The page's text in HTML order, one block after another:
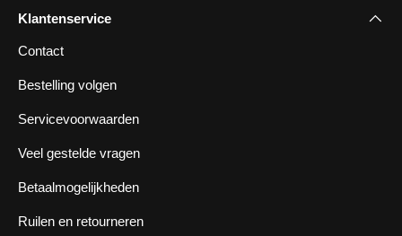
Klantenservice
Contact
Bestelling volgen
Servicevoorwaarden
Veel gestelde vragen
Betaalmogelijkheden
Ruilen en retourneren